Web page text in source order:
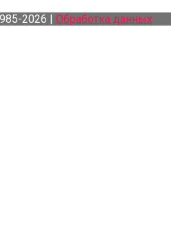
2026 | Обработка данных